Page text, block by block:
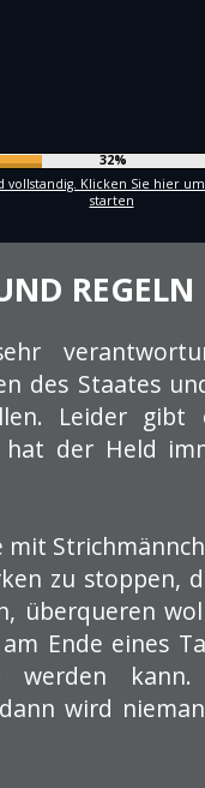
35%
vollstandig. Klicken Sie hier
starten
REGELN
des Staates
Leider
hat der Held
mit
zu stoppen,
überqueren
Ende eines
werden
wird